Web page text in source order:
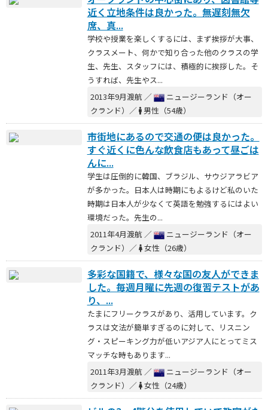
近く立地条件は良かった。無遅刻無欠
席、真...
学校や授業を楽しくするには、まず挨拶が大事、
クラスメート、何かで知り合った他のクラスの学
生、先生、スタッフには、積極的に挨拶した。そ
うすれば、先生やス...
2013年9月渡航 ／
ニュージーランド（オー
クランド）／ 男性（54歳）
市街地にあるので交通の便は良かった。
すぐ近くに色んな飲食店もあって昼ごは
んに...
学生は圧倒的に韓国、ブラジル、サウジアラビア
が多かった。日本人は時期にもよるけど私のいた
時期は日本人が少なくて英語を勉強するにはよい
環境だった。先生の...
2011年4月渡航 ／
ニュージーランド（オー
クランド）／ 女性（26歳）
多彩な国籍で、様々な国の友人ができま
した。毎週月曜に先週の復習テストがあ
り、...
たまにフリークラスがあり、活用しています。ク
ラスは文法が簡単すぎるのに対して、リスニン
グ・スピーキング力が低いアジア人にとってミス
マッチな時もあります...
2011年3月渡航 ／
ニュージーランド（オー
クランド）／ 女性（24歳）